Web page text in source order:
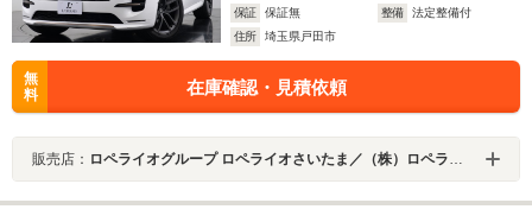
保証
保証無 整備
法定整備付
住所
埼玉県戸田市
無
料
在庫確認・見積依頼
販売店： ロペライオグループ ロペライオさいたま／（株）ロペライオ